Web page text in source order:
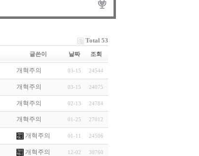
Total 53
글쓴이 날짜 조회
개혁주의 03-15 24544
개혁주의 03-15 24075
개혁주의 02-13 24784
개혁주의 01-25 27012
개혁주의 01-11 24506
개혁주의 12-02 30760